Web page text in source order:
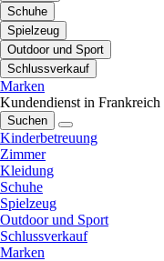
Schuhe
Spielzeug
Outdoor und Sport
Schlussverkauf
Marken
Kundendienst in Frankreich
Suchen
Kinderbetreuung
Zimmer
Kleidung
Schuhe
Spielzeug
Outdoor und Sport
Schlussverkauf
Marken